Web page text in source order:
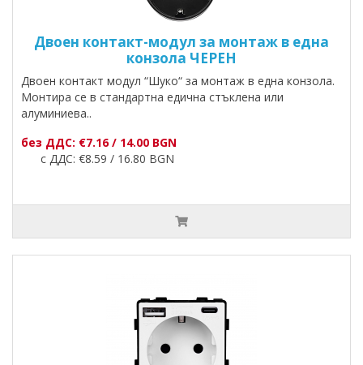
Двоен контакт-модул за монтаж в една
конзола ЧЕРЕН
Двоен контакт модул “Шуко“ за монтаж в една конзола.
Монтира се в стандартна едична стъклена или
алуминиева..
без ДДС: €7.16 / 14.00 BGN
с ДДС: €8.59 / 16.80 BGN